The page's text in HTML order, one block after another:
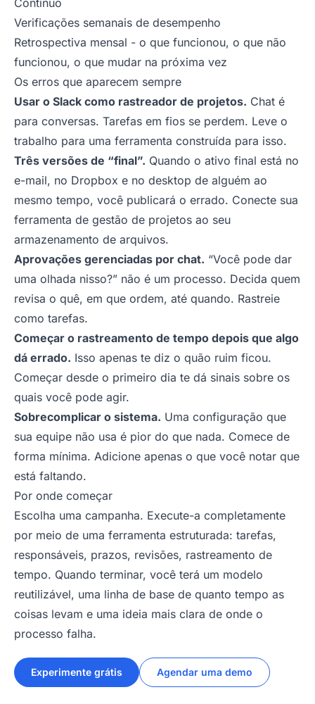
Verificações semanais de desempenho
Retrospectiva mensal - o que funcionou, o que não
funcionou, o que mudar na próxima vez
Os erros que aparecem sempre
Usar o Slack como rastreador de projetos. Chat é
para conversas. Tarefas em fios se perdem. Leve o
trabalho para uma ferramenta construída para isso.
Três versões de “final”. Quando o ativo final está no
e-mail, no Dropbox e no desktop de alguém ao
mesmo tempo, você publicará o errado. Conecte sua
ferramenta de gestão de projetos ao seu
armazenamento de arquivos.
Aprovações gerenciadas por chat. “Você pode dar
uma olhada nisso?” não é um processo. Decida quem
revisa o quê, em que ordem, até quando. Rastreie
como tarefas.
Começar o rastreamento de tempo depois que algo
dá errado. Isso apenas te diz o quão ruim ficou.
Começar desde o primeiro dia te dá sinais sobre os
quais você pode agir.
Sobrecomplicar o sistema. Uma configuração que
sua equipe não usa é pior do que nada. Comece de
forma mínima. Adicione apenas o que você notar que
está faltando.
Por onde começar
Escolha uma campanha. Execute-a completamente
por meio de uma ferramenta estruturada: tarefas,
responsáveis, prazos, revisões, rastreamento de
tempo. Quando terminar, você terá um modelo
reutilizável, uma linha de base de quanto tempo as
coisas levam e uma ideia mais clara de onde o
processo falha.
Experimente grátis Agendar uma demo